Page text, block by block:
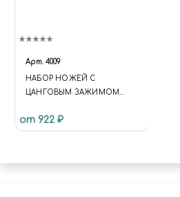
Арт. 4009
НАБОР НОЖЕЙ С
ЦАНГОВЫМ ЗАЖИМОМ
JAS 4009
от 922 ₽